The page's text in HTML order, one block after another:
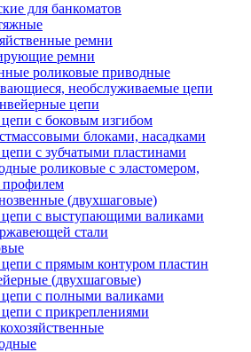
для банкоматов
ремни
ремни
роликовые приводные
необслуживаемые цепи
цепи
с боковым изгибом
блоками, насадками
с зубчатыми пластинами
роликовые с эластомером,
(двухшаговые)
с выступающими валиками
стали
с прямым контуром пластин
(двухшаговые)
с полными валиками
с прикреплениями